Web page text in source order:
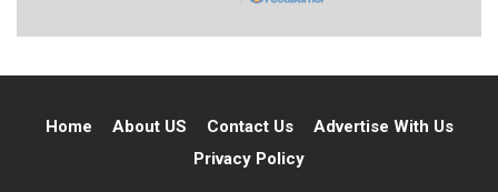
Home About US Contact Us
Advertise With Us
Privacy Policy